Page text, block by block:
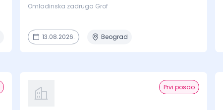
Omladinska zadruga Grof
13.08.2026. Beograd
Prvi posao